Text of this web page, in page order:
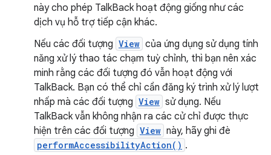
này cho phép TalkBack hoạt động giống như các
dịch vụ hỗ trợ tiếp cận khác.
Nếu các đối tượng View của ứng dụng sử dụng tính
năng xử lý thao tác chạm tuỳ chỉnh, thì bạn nên xác
minh rằng các đối tượng đó vẫn hoạt động với
TalkBack. Bạn có thể chỉ cần đăng ký trình xử lý lượt
nhấp mà các đối tượng View sử dụng. Nếu
TalkBack vẫn không nhận ra các cử chỉ được thực
hiện trên các đối tượng View này, hãy ghi đè
performAccessibilityAction() .